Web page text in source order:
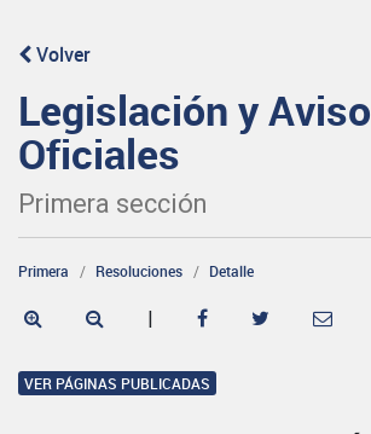
Volver
Legislación y
Oficiales
Primera sección
Primera Resoluciones Detalle
|
VER PÁGINAS PUBLICADAS